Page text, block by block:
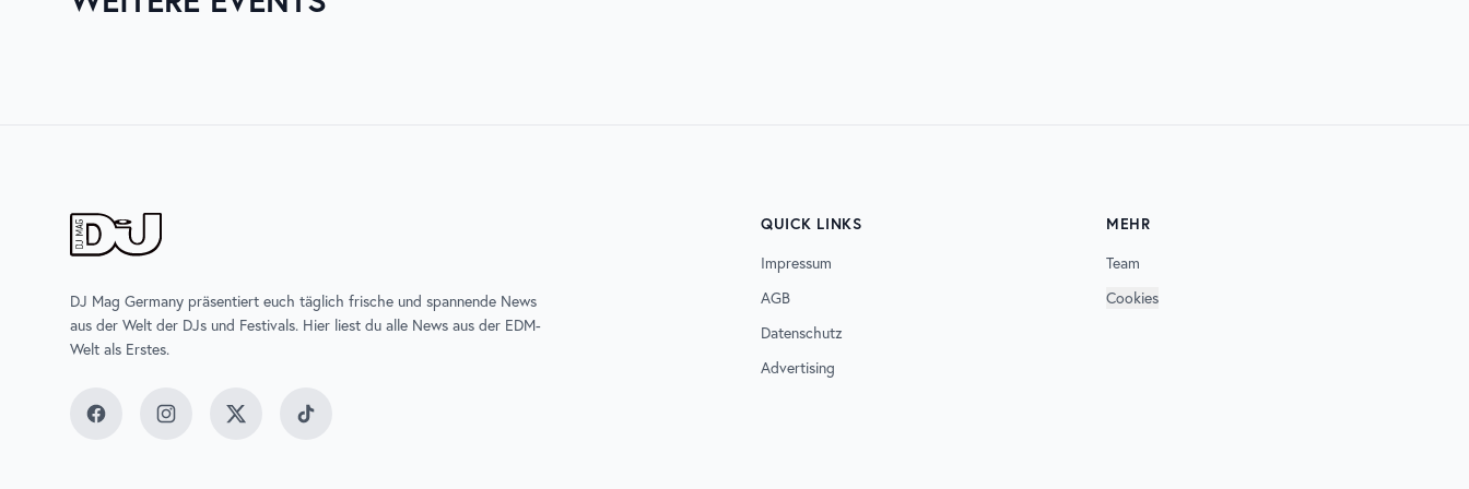
DJ Mag Germany präsentiert euch täglich frische und spannende News
aus der Welt der DJs und Festivals. Hier liest du alle News aus der EDM-
Welt als Erstes.
FacebookInstagramTwitter TikTok
QUICK LINKS
Impressum
AGB
Datenschutz
Advertising
MEHR
Team
Cookies